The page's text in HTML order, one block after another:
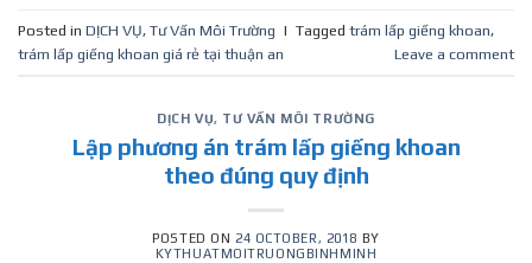
Posted in DỊCH VỤ, Tư Vấn Môi Trường | Tagged trám lấp giếng khoan,
trám lấp giếng khoan giá rẻ tại thuận an
Leave a comment
DỊCH VỤ, TƯ VẤN MÔI TRƯỜNG
Lập phương án trám lấp giếng khoan
theo đúng quy định
POSTED ON 24 OCTOBER, 2018 BY
KYTHUATMOITRUONGBINHMINH